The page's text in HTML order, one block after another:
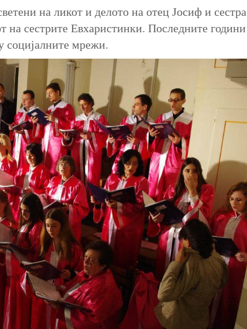
на ликот и делото на отец Јосиф и сестра
на сестрите Евхаристинки. Последните години
социјалните мрежи.